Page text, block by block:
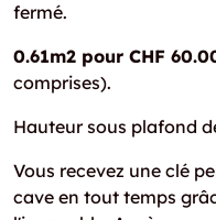
fermé.
0.61m2 pour CHF
comprises).
Hauteur sous plafond
Vous recevez une clé
cave en tout temps